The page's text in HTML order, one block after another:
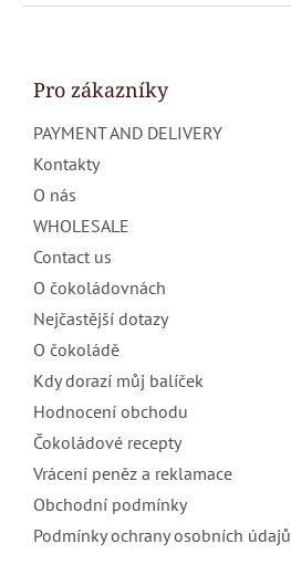
F
Pro zákazníky
PAYMENT AND DELIVERY
Kontakty
O nás
WHOLESALE
Contact us
O čokoládovnách
Nejčastější dotazy
O čokoládě
Kdy dorazí můj balíček
Hodnocení obchodu
Čokoládové recepty
Vrácení peněz a reklamace
Obchodní podmínky
Podmínky ochrany osobních údajů